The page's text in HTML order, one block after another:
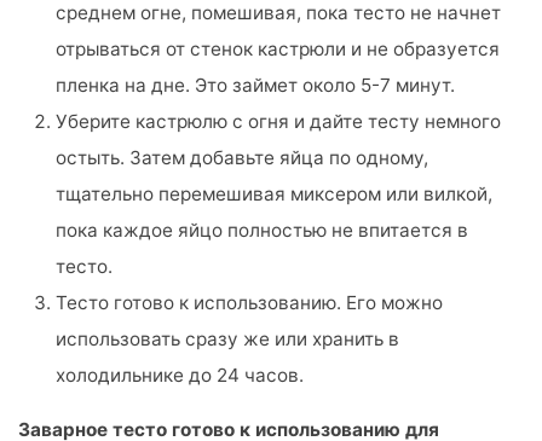
среднем огне, помешивая, пока тесто не начнет
отрываться от стенок кастрюли и не образуется
пленка на дне. Это займет около 5-7 минут.
Уберите кастрюлю с огня и дайте тесту немного
остыть. Затем добавьте яйца по одному,
тщательно перемешивая миксером или вилкой,
пока каждое яйцо полностью не впитается в
тесто.
Тесто готово к использованию. Его можно
использовать сразу же или хранить в
холодильнике до 24 часов.
Заварное тесто готово к использованию для